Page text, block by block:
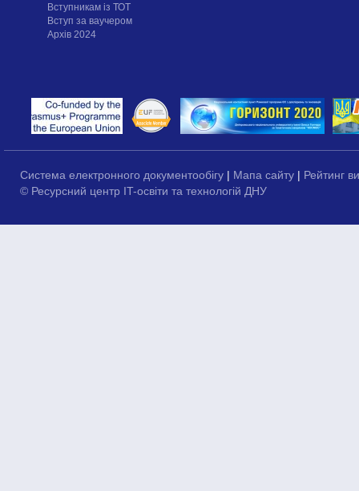
Вступникам із ТОТ
Вступ за ваучером
Архів 2024
Система електронного документообігу | Мапа сайту | Рейтинг
© Ресурсний центр IT-освіти та технологій ДНУ